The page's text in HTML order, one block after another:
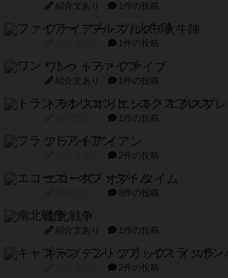
紹介文あり 1件の投稿
ファイアー・ブルズ / 火牛陣
1件の投稿
ワン・トゥ・ファイブ
紹介文あり 1件の投稿
トランスオリエント・エクスプレ
1件の投稿
フラットアイアン
2件の投稿
エコーズ・オブ・タイム
8件の投稿
南北戦争
紹介文あり 1件の投稿
キャプテン・フリップ：イスラ
2件の投稿